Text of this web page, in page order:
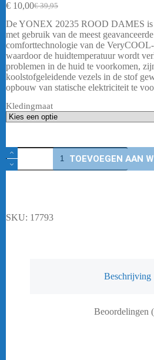
€39,95
Oorspronkelijke
prijs
was:
€ 39,95.
€ 10,00Huidige
prijs
is:
€ 10,00.
De YONEX 20235 ROOD DAMES is
met gebruik van de meest geavanceerde
comforttechnologie van de
waardoor de huidtemperatuur wordt
problemen in de huid te voorkomen,
koolstofgeleidende vezels in de stof
opbouw van statische elektriciteit te
Kledingmaat
YONEX
20235
ROOD
TOEVOEGEN AAN
SKU: 17793
Beschrijving
Beoordelingen